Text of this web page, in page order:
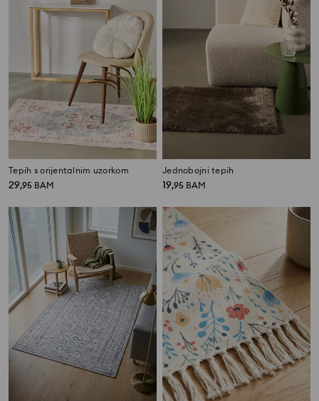
Tepih s orijentalnim uzorkom
29,95 BAM
Jednobojni tepih
19,95 BAM